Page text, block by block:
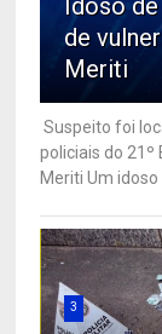
Idoso
de
Meriti
Suspeito foi
policiais do 21º
Meriti Um idoso
3